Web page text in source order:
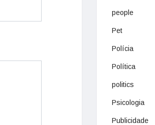
people
Pet
Polícia
Política
politics
Psicologia
Publicidade